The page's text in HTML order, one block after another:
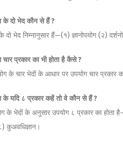
के दो भेद कौन से हैं?
दो भेद निम्नानुसार हैं—(१) ज्ञानोपयोग (२)
चार प्रकार का भी होता है कैसे?
के चार भेदों के आधार पर उपयोग चार
के यदि ८ प्रकार कहें तो वे कौन से हैं?
के भेदों के अनुसार उपयोग ८ प्रकार का होता
कुअवधिज्ञान।